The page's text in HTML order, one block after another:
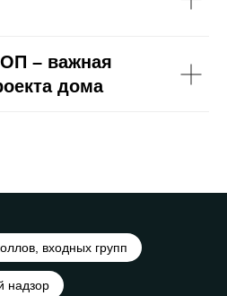
– важная
дома
входных групп
надзор